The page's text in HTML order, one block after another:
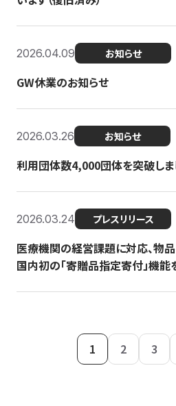
2026.04.09 お知らせ
GW休業のお知らせ
2026.03.26 お知らせ
利用団体数4,000団体を突破しま
2026.03.24 プレスリリース
医療機関の経営課題に対応、物
国内初の「寄贈品指定寄付」機能
1 2 3